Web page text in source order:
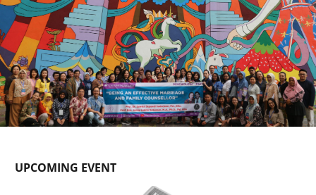
UPCOMING EVENT